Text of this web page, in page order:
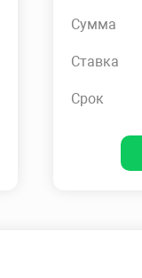
Сумма
Ставка
Срок